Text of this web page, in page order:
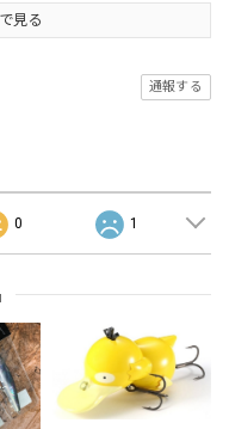
見る
通報する
0 1